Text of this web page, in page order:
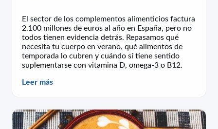
El sector de los complementos alimenticios factura
2.100 millones de euros al año en España, pero no
todos tienen evidencia detrás. Repasamos qué
necesita tu cuerpo en verano, qué alimentos de
temporada lo cubren y cuándo sí tiene sentido
suplementarse con vitamina D, omega-3 o B12.
Leer más